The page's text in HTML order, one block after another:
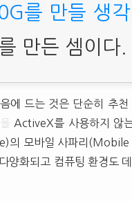
를 만들 생각
만든 셈이다.
에 드는 것은 단순히 추
ActiveX를 사용하지 않
의 모바일 사파리(Mobile
양화되고 컴퓨팅 환경도